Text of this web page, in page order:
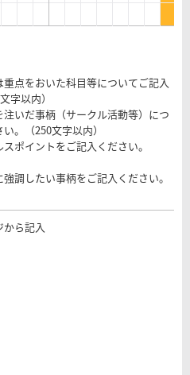
重点をおいた科目等についてご記入
字以内）
注いだ事柄（サークル活動等）につ
。（250文字以内）
ポイントをご記入ください。
強調したい事柄をご記入ください。
ら記入